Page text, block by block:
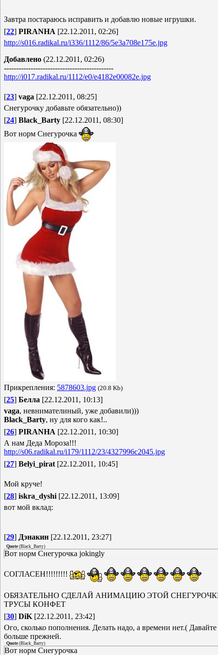
Завтра постараюсь исправить и добавлю новые игрушки.
[22] PIRANHA [22.12.2011, 02:26]
http://s016.radikal.ru/i336/1112/86/5e3a708e175e.jpg
Добавлено (22.12.2011, 02:26)
---------------------------------------------
http://i017.radikal.ru/1112/e0/e4182e00082e.jpg
[23] vaga [22.12.2011, 08:25]
Снегурочку добавьте обязательно))
[24] Black_Barty [22.12.2011, 08:30]
Вот норм Снегурочка
Прикрепления: 5878603.jpg (20.8 Kb)
[25] Белла [22.12.2011, 10:13]
vaga, невнимателиный, уже добавили)))
Black_Barty, ну для кого как!..
[26] PIRANHA [22.12.2011, 10:30]
А нам Деда Мороза!!!
http://s06.radikal.ru/i179/1112/23/4327996c2045.jpg
[27] Belyi_pirat [22.12.2011, 10:45]
Мой круче!
[28] iskra_dyshi [22.12.2011, 13:09]
вот мой вклад:
[29] Дэнакин [22.12.2011, 23:27]
Quote (Black_Barty)
Вот норм Снегурочка jokingly
СОГЛАСЕН!!!!!!!!!
ОБЯЗАТЕЛЬНО СДЕЛАЙ АНИМАЦИЮ ЭТОЙ
ТРУСЫ КОНФЕТ
[30] DiK [22.12.2011, 23:42]
Ого, сколько пополнения. Делать надо, а времени нет.(
больше прежней.
Quote (Black_Barty)
Вот норм Снегурочка